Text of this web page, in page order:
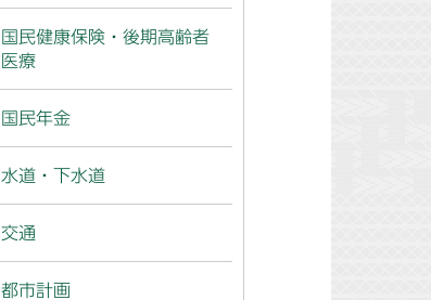
国民健康保険・後期高齢者
医療
国民年金
水道・下水道
交通
都市計画